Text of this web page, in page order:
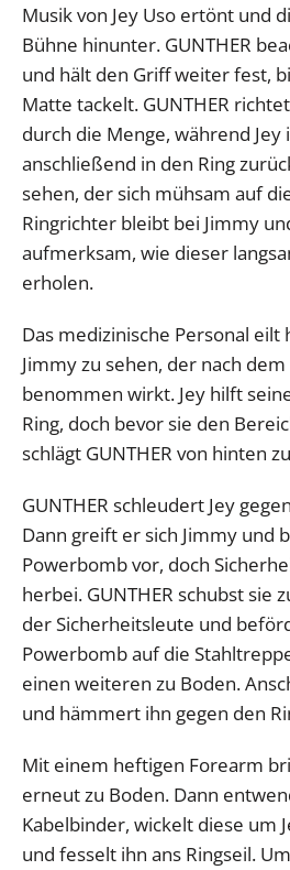
Musik von Jey Uso ertönt und
Bühne hinunter. GUNTHER
und hält den Griff weiter fest,
Matte tackelt. GUNTHER
durch die Menge, während
anschließend in den Ring
sehen, der sich mühsam auf
Ringrichter bleibt bei Jimmy
aufmerksam, wie dieser
erholen.
Das medizinische Personal eilt
Jimmy zu sehen, der nach
benommen wirkt. Jey hilft
Ring, doch bevor sie den
schlägt GUNTHER von hinten
GUNTHER schleudert Jey
Dann greift er sich Jimmy und
Powerbomb vor, doch
herbei. GUNTHER schubst sie
der Sicherheitsleute und
Powerbomb auf die
einen weiteren zu Boden.
und hämmert ihn gegen den
Mit einem heftigen Forearm
erneut zu Boden. Dann
Kabelbinder, wickelt diese um
und fesselt ihn ans Ringseil.